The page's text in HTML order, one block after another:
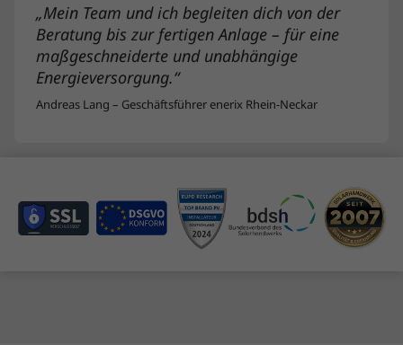
„Mein Team und ich begleiten dich von der
Beratung bis zur fertigen Anlage – für eine
maßgeschneiderte und unabhängige
Energieversorgung.“
Andreas Lang – Geschäftsführer enerix Rhein-Neckar